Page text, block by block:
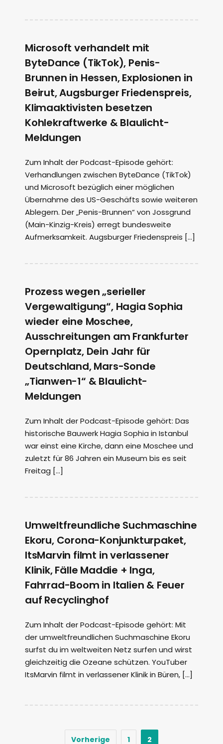
Microsoft verhandelt mit
ByteDance (TikTok), Penis-
Brunnen in Hessen, Explosionen in
Beirut, Augsburger Friedenspreis,
Klimaaktivisten besetzen
Kohlekraftwerke & Blaulicht-
Meldungen
Zum Inhalt der Podcast-Episode gehört:
Verhandlungen zwischen ByteDance (TikTok)
und Microsoft bezüglich einer möglichen
Übernahme des US-Geschäfts sowie weiteren
Ablegern. Der „Penis-Brunnen“ von Jossgrund
(Main-Kinzig-Kreis) erregt bundesweite
Aufmerksamkeit. Augsburger Friedenspreis […]
Prozess wegen „serieller
Vergewaltigung“, Hagia Sophia
wieder eine Moschee,
Ausschreitungen am Frankfurter
Opernplatz, Dein Jahr für
Deutschland, Mars-Sonde
„Tianwen-1“ & Blaulicht-
Meldungen
Zum Inhalt der Podcast-Episode gehört: Das
historische Bauwerk Hagia Sophia in Istanbul
war einst eine Kirche, dann eine Moschee und
zuletzt für 86 Jahren ein Museum bis es seit
Freitag […]
Umweltfreundliche Suchmaschine
Ekoru, Corona-Konjunkturpaket,
ItsMarvin filmt in verlassener
Klinik, Fälle Maddie + Inga,
Fahrrad-Boom in Italien & Feuer
auf Recyclinghof
Zum Inhalt der Podcast-Episode gehört: Mit
der umweltfreundlichen Suchmaschine Ekoru
surfst du im weltweiten Netz surfen und wirst
gleichzeitig die Ozeane schützen. YouTuber
ItsMarvin filmt in verlassener Klinik in Büren, […]
Vorherige 1 2